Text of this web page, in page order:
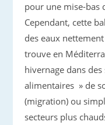
pour une mise-bas
Cependant, cette
des eaux
trouve en
hivernage dans
alimentaires » de
(migration) ou
secteurs plus